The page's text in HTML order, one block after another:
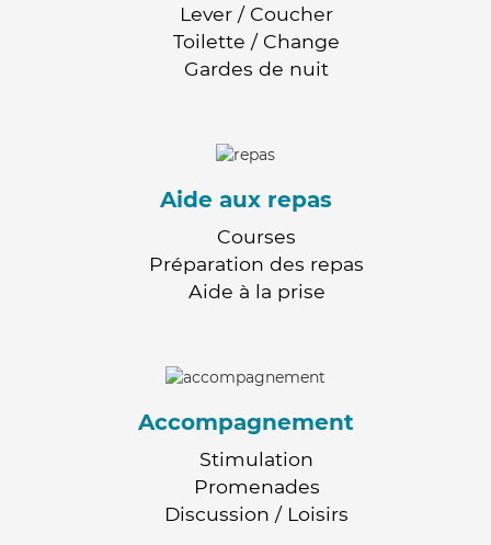
Lever / Coucher
Toilette / Change
Gardes de nuit
Aide aux repas
Courses
Préparation des repas
Aide à la prise
Accompagnement
Stimulation
Promenades
Discussion / Loisirs